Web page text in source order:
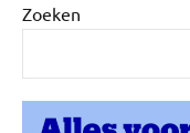
Zoeken